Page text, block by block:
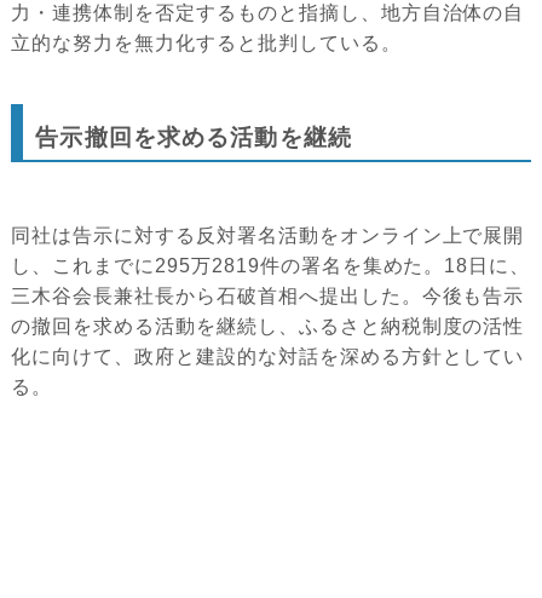
力・連携体制を否定するものと指摘し、地方自治体の自
立的な努力を無力化すると批判している。
告示撤回を求める活動を継続
同社は告示に対する反対署名活動をオンライン上で展開
し、これまでに295万2819件の署名を集めた。18日に、
三木谷会長兼社長から石破首相へ提出した。今後も告示
の撤回を求める活動を継続し、ふるさと納税制度の活性
化に向けて、政府と建設的な対話を深める方針としてい
る。